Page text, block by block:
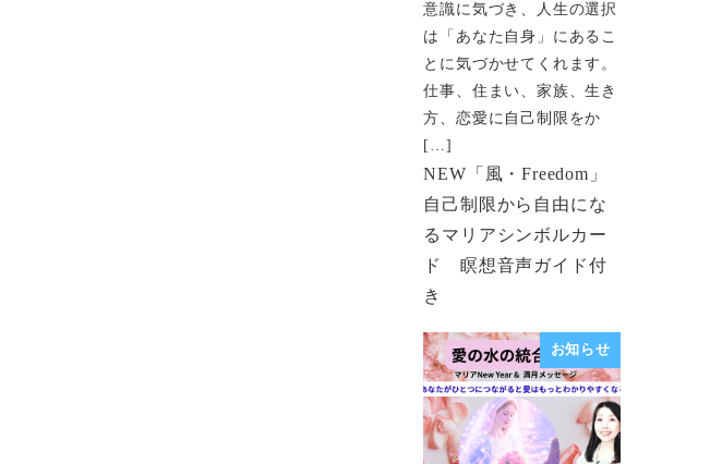
NEW「風・Freedom」
自己制限から自由にな
るマリアシンボルカー
ド 瞑想音声ガイド付
き
意識に気づき、人生の選択
は「あなた自身」にあるこ
とに気づかせてくれます。
仕事、住まい、家族、生き
方、恋愛に自己制限をか
[…]
お知らせ